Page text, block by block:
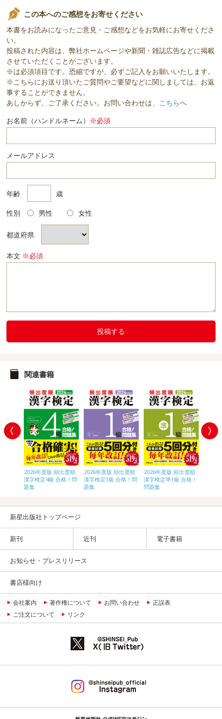
この本へのご感想をお寄せください
本書をお読みになったご意見・ご感想などをお気軽にお寄せくださ
い。
投稿された内容は、弊社ホームページや新聞・雑誌広告などに掲載
させていただくことがございます。
※は必須項目です。恐縮ですが、必ずご記入をお願いいたします。
※こちらにお送り頂いたご質問やご要望などに関しましては、お返
事することができません。
あしからず、ご了承ください。お問い合わせは、 こちらへ
お名前（ハンドルネーム） ※必須
メールアドレス
年齢 歳
性別 男性 女性
都道府県
本文 ※必須
投稿する
関連書籍
2026年度版 頻出度順
漢字検定4級 合格！問
題集
2026年度版 頻出度順
漢字検定1級 合格！問
題集
2026年度版 頻出度順
漢字検定準1級 合格！
問題集
新星出版社トップページ
新刊 近刊 電子書籍
お知らせ・プレスリリース
書店様向け
会社案内 著作権について お問い合わせ
正誤表
ご注文について
リンク